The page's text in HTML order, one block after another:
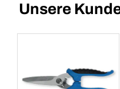
Unsere